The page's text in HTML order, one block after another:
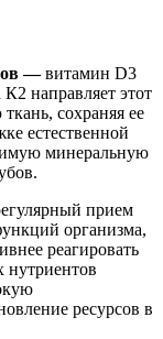
—витамин D3
направляет этот
сохраняя ее
естественной
минеральную
прием
организма,
реагировать
нутриентов
ресурсов в